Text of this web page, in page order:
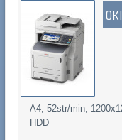
A4, 52str/min,
HDD